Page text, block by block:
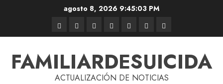
agosto 8, 2026 9:45:04 PM
FAMILIARDESUICIDA
ACTUALIZACIÓN DE NOTICIAS